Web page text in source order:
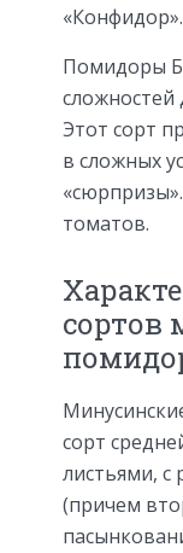
«Конфидор».
Помидоры
Этот сорт
в сложных
томатов.
сортов
сорт
листьями, с
(причем